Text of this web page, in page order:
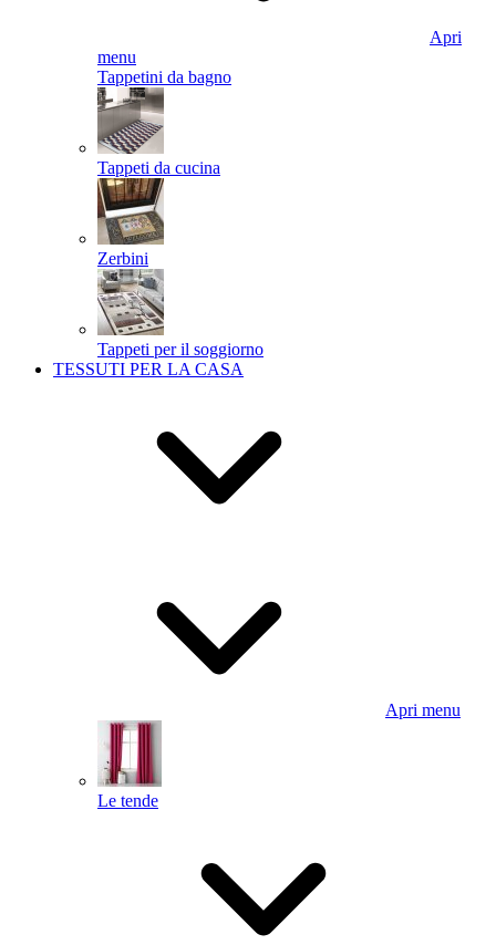
Apri
menu
Tappetini da bagno
Tappeti da cucina
Zerbini
Tappeti per il soggiorno
TESSUTI PER LA CASA
Apri menu
Le tende